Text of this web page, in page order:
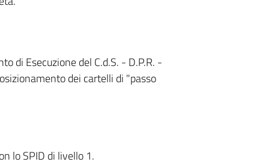
di Esecuzione del C.d.S. - D.P.R. -
dei cartelli di "passo
lo SPID di livello 1.